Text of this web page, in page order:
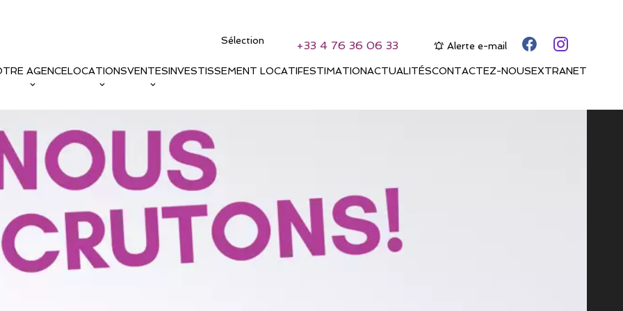
Sélection +33 4 76 36 06 33 Alerte e-mail
AGENCELOCATIONSVENTESINVESTISSEMENT LOCATIFESTIMATIONACTUALITÉSCONTACTEZ-NOUSEXTRANET